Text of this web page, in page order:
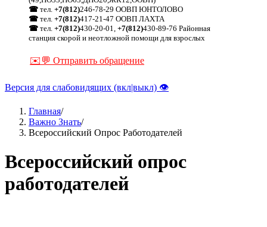
☎ тел. +7(812)246-78-29 ООВП ЮНТОЛОВО
☎ тел. +7(812)417-21-47 ООВП ЛАХТА
☎ тел. +7(812)430-20-01, +7(812)430-89-76 Районная
станция скорой и неотложной помощи для взрослых
✉️💬 Отправить обращение
Версия для слабовидящих (вкл|выкл) 👁
Строка
навигации
Главная/
Важно Знать/
Всероссийский Опрос Работодателей
Всероссийский опрос
работодателей